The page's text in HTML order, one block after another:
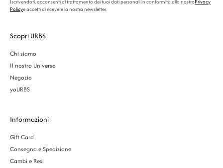
Iscrivendoti, acconsenti al trattamento dei tuoi dati personali in conformità alla nostraPrivacy
Policye accetti di ricevere la nostra newsletter.
Scopri URBS
Chi siamo
Il nostro Universo
Negozio
yoURBS
Informazioni
Gift Card
Consegna e Spedizione
Cambi e Resi